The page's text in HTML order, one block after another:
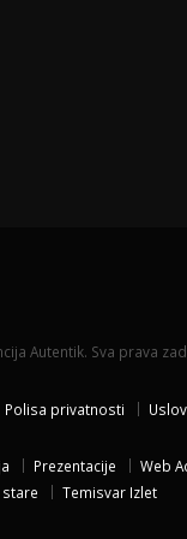
Autentik. Sva prava
Polisa privatnosti
Prezentacije Web
stare Temisvar Izlet